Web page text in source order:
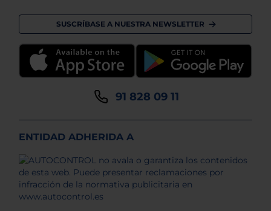
SUSCRÍBASE A NUESTRA NEWSLETTER
91 828 09 11
ENTIDAD ADHERIDA A